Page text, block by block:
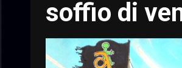
soffio di